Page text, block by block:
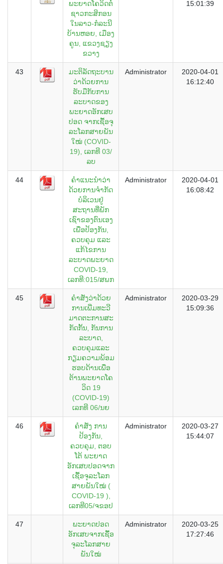
ພະຍາດໂຄວິດຕໍ່
ຊາວກະສິກອນ
ໃນລາວ-ກໍລະນີ
ບ້ານຫອຍ, ເມືອງ
ຄູນ, ແຂວງຊຽງ
ຂວາງ
15:01:39
43
ມະຕິລັດຖະບານ
ວ່າດ້ວຍການ
ຮັບມືກັບການ
ລະບາດຂອງ
ພະຍາດອັກເສບ
ປອດ ຈາກເຊື້ອຈຸ
ລະໂລກສາຍພັນ
ໃໝ່ (COVID-
19), ເລກທີ 03/
ລບ
Administrator
2020-04-01
16:12:40
44
ຄຳແນະນຳວ່າ
ດ້ວຍການຈຳກັດ
ບໍລິເວນຢູ່
ສະຖານທີ່ພັກ
ເຊົາຂອງຕົນເອງ
ເພື່ອປ້ອງກັນ,
ຄວບຄຸມ ແລະ
ແກ້ໄຂການ
ລະບາດພະຍາດ
COVID-19,
ເລກທີ:015/ສພກ
Administrator
2020-04-01
16:08:42
45
ຄຳສັ່ງວ່າດ້ວຍ
ການເພີ່ມທະວີ
ມາດຕະການສະ
ກັດກັ້ນ, ກັນການ
ລະບາດ,
ຄວບຄຸມແລະ
ກຽມຄວາມພ້ອມ
ຮອບດ້ານເພື່ອ
ຕ້ານພະຍາດໂຄ
ວິດ 19
(COVID-19)
ເລກທີ 06/ນຍ
Administrator
2020-03-29
15:09:36
46
ຄຳສັ່ງ ການ
ປ້ອງກັນ,
ຄວບຄຸມ, ຕອບ
ໂຕ້ ພະຍາດ
ອັກເສບປອດຈາກ
ເຊື້ອຈຸລະໂລກ
ສາຍພັນໃໝ່ (
COVID-19 ),
ເລກທີ05/ຈຂອປ
Administrator
2020-03-27
15:44:07
47
ພະຍາດປອດ
ອັກເສບຈາກເຊື້ອ
ຈຸລະໂລກສາຍ
ພັນໃໝ່
Administrator
2020-03-25
17:27:46